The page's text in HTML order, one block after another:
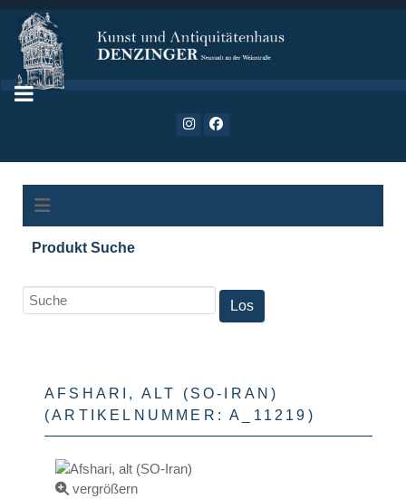
Produkt Suche
AFSHARI, ALT (SO-IRAN)
(ARTIKELNUMMER:A_11219 )
vergrößern